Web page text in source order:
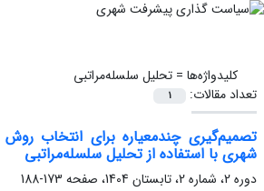
کلیدواژه‌ها =تحلیل سلسله‌مراتبی
تعداد مقالات:
1
تصمیم‌گیری چندمعیاره برای انتخاب
شهری با استفاده از تحلیل سلسله‌مراتبی
دوره 2، شماره 2، تابستان 1404، صفحه
173-188